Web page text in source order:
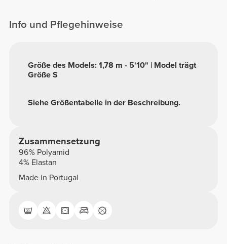
Info und Pflegehinweise
Siehe Größentabelle in der Beschreibung.
Größe des Models: 1,78 m - 5'10" | Model trägt
Größe S
Zusammensetzung
96% Polyamid
4% Elastan
Made in Portugal